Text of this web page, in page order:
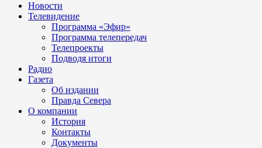
Новости
Телевидение
Программа «Эфир»
Программа телепередач
Телепроекты
Подводя итоги
Радио
Газета
Об издании
Правда Севера
О компании
История
Контакты
Документы